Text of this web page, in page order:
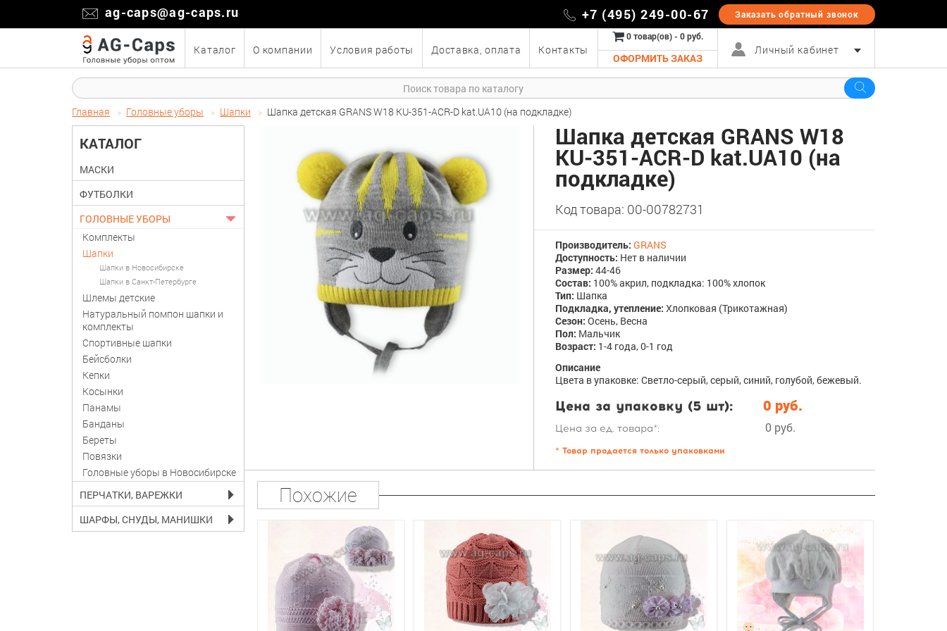
ag-caps@ag-caps.ru +7 (495) 249-00-67 Заказать обратный звонок
Каталог О компании Условия работы Доставка, оплата Контакты
0 товар(ов) - 0 руб.
ОФОРМИТЬ ЗАКАЗ
Личный кабинет
Главная Головные уборы Шапки Шапка детская GRANS W18 KU-351-ACR-D kat.UA10 (на подкладке)
КАТАЛОГ
МАСКИ
ФУТБОЛКИ
ГОЛОВНЫЕ УБОРЫ
Комплекты
Шапки
Шапки в Новосибирске
Шапки в Санкт-Петербурге
Шлемы детские
Натуральный помпон шапки и
комплекты
Спортивные шапки
Бейсболки
Кепки
Косынки
Панамы
Банданы
Береты
Повязки
Головные уборы в Новосибирске
ПЕРЧАТКИ, ВАРЕЖКИ
ШАРФЫ, СНУДЫ, МАНИШКИ
Шапка детская GRANS W18
KU-351-ACR-D kat.UA10 (на
подкладке)
Код товара: 00-00782731
Производитель: GRANS
Доступность: Нет в наличии
Размер: 44-46
Состав: 100% акрил, подкладка: 100% хлопок
Тип: Шапка
Подкладка, утепление: Хлопковая (Трикотажная)
Сезон: Осень, Весна
Пол: Мальчик
Возраст: 1-4 года, 0-1 год
Описание
Цвета в упаковке: Светло-серый, серый, синий, голубой, бежевый.
Цена за упаковку (5 шт): 0 руб.
Цена за ед. товара*: 0 руб.
* Товар продается только упаковками
Похожие